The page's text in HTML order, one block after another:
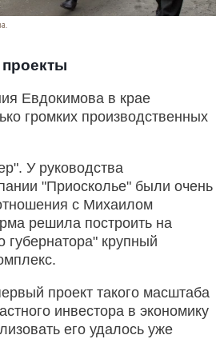
Евдокимова в крае
громких производственных
У руководства
"Приосколье" были очень
с Михаилом
решила построить на
губернатора" крупный
проект такого масштаба
инвестора в экономику
его удалось уже